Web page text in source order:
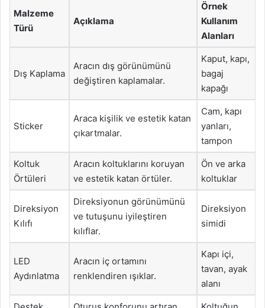
Malzeme
Türü
Açıklama
Örnek
Kullanım
Alanları
Dış Kaplama
Aracın dış görünümünü
değiştiren kaplamalar.
Kaput, kapı,
bagaj
kapağı
Sticker
Araca kişilik ve estetik katan
çıkartmalar.
Cam, kapı
yanları,
tampon
Koltuk
Örtüleri
Aracın koltuklarını koruyan
ve estetik katan örtüler.
Ön ve arka
koltuklar
Direksiyon
Kılıfı
Direksiyonun görünümünü
ve tutuşunu iyileştiren
kılıflar.
Direksiyon
simidi
LED
Aydınlatma
Aracın iç ortamını
renklendiren ışıklar.
Kapı içi,
tavan, ayak
alanı